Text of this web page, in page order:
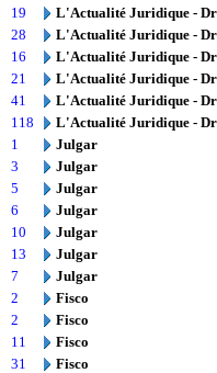
19
L'Actualité Juridique -
28
L'Actualité Juridique -
16
L'Actualité Juridique -
21
L'Actualité Juridique -
41
L'Actualité Juridique -
118
L'Actualité Juridique -
1
Julgar
3
Julgar
5
Julgar
6
Julgar
10
Julgar
13
Julgar
7
Julgar
2
Fisco
2
Fisco
11
Fisco
31
Fisco